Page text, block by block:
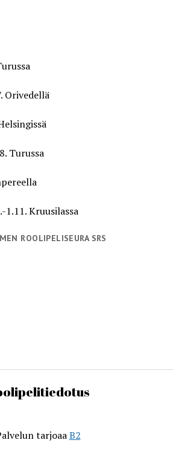
Orivedellä
Turussa
1.11. Kruusilassa
ROOLIPELISEURA SRS
tarjoaaB2